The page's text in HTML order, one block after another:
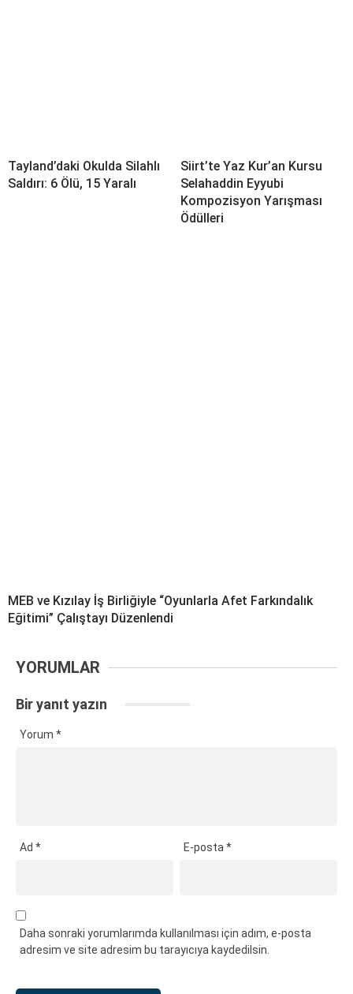
Tayland’daki Okulda Silahlı
Saldırı: 6 Ölü, 15 Yaralı
Siirt’te Yaz Kur’an Kursu
Selahaddin Eyyubi
Kompozisyon Yarışması
Ödülleri
MEB ve Kızılay İş Birliğiyle “Oyunlarla Afet Farkındalık
Eğitimi” Çalıştayı Düzenlendi
YORUMLAR
Bir yanıt yazın
Yorum *
Ad * E-posta*
Daha sonraki yorumlarımda kullanılması için adım, e-posta
adresim ve site adresim bu tarayıcıya kaydedilsin.